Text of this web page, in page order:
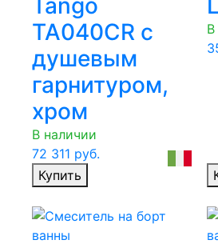
TA040CR с
душевым
гарнитуром,
хром
В наличии
72 311 руб.
Купить
В